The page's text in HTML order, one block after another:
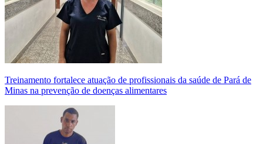
Treinamento fortalece atuação de profissionais da saúde de Pará de
Minas na prevenção de doenças alimentares